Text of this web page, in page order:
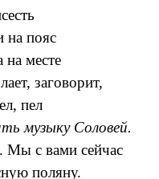
на пояс
месте
заговорит,
пел
музыку Соловей.
. Мы с вами сейчас
поляну.